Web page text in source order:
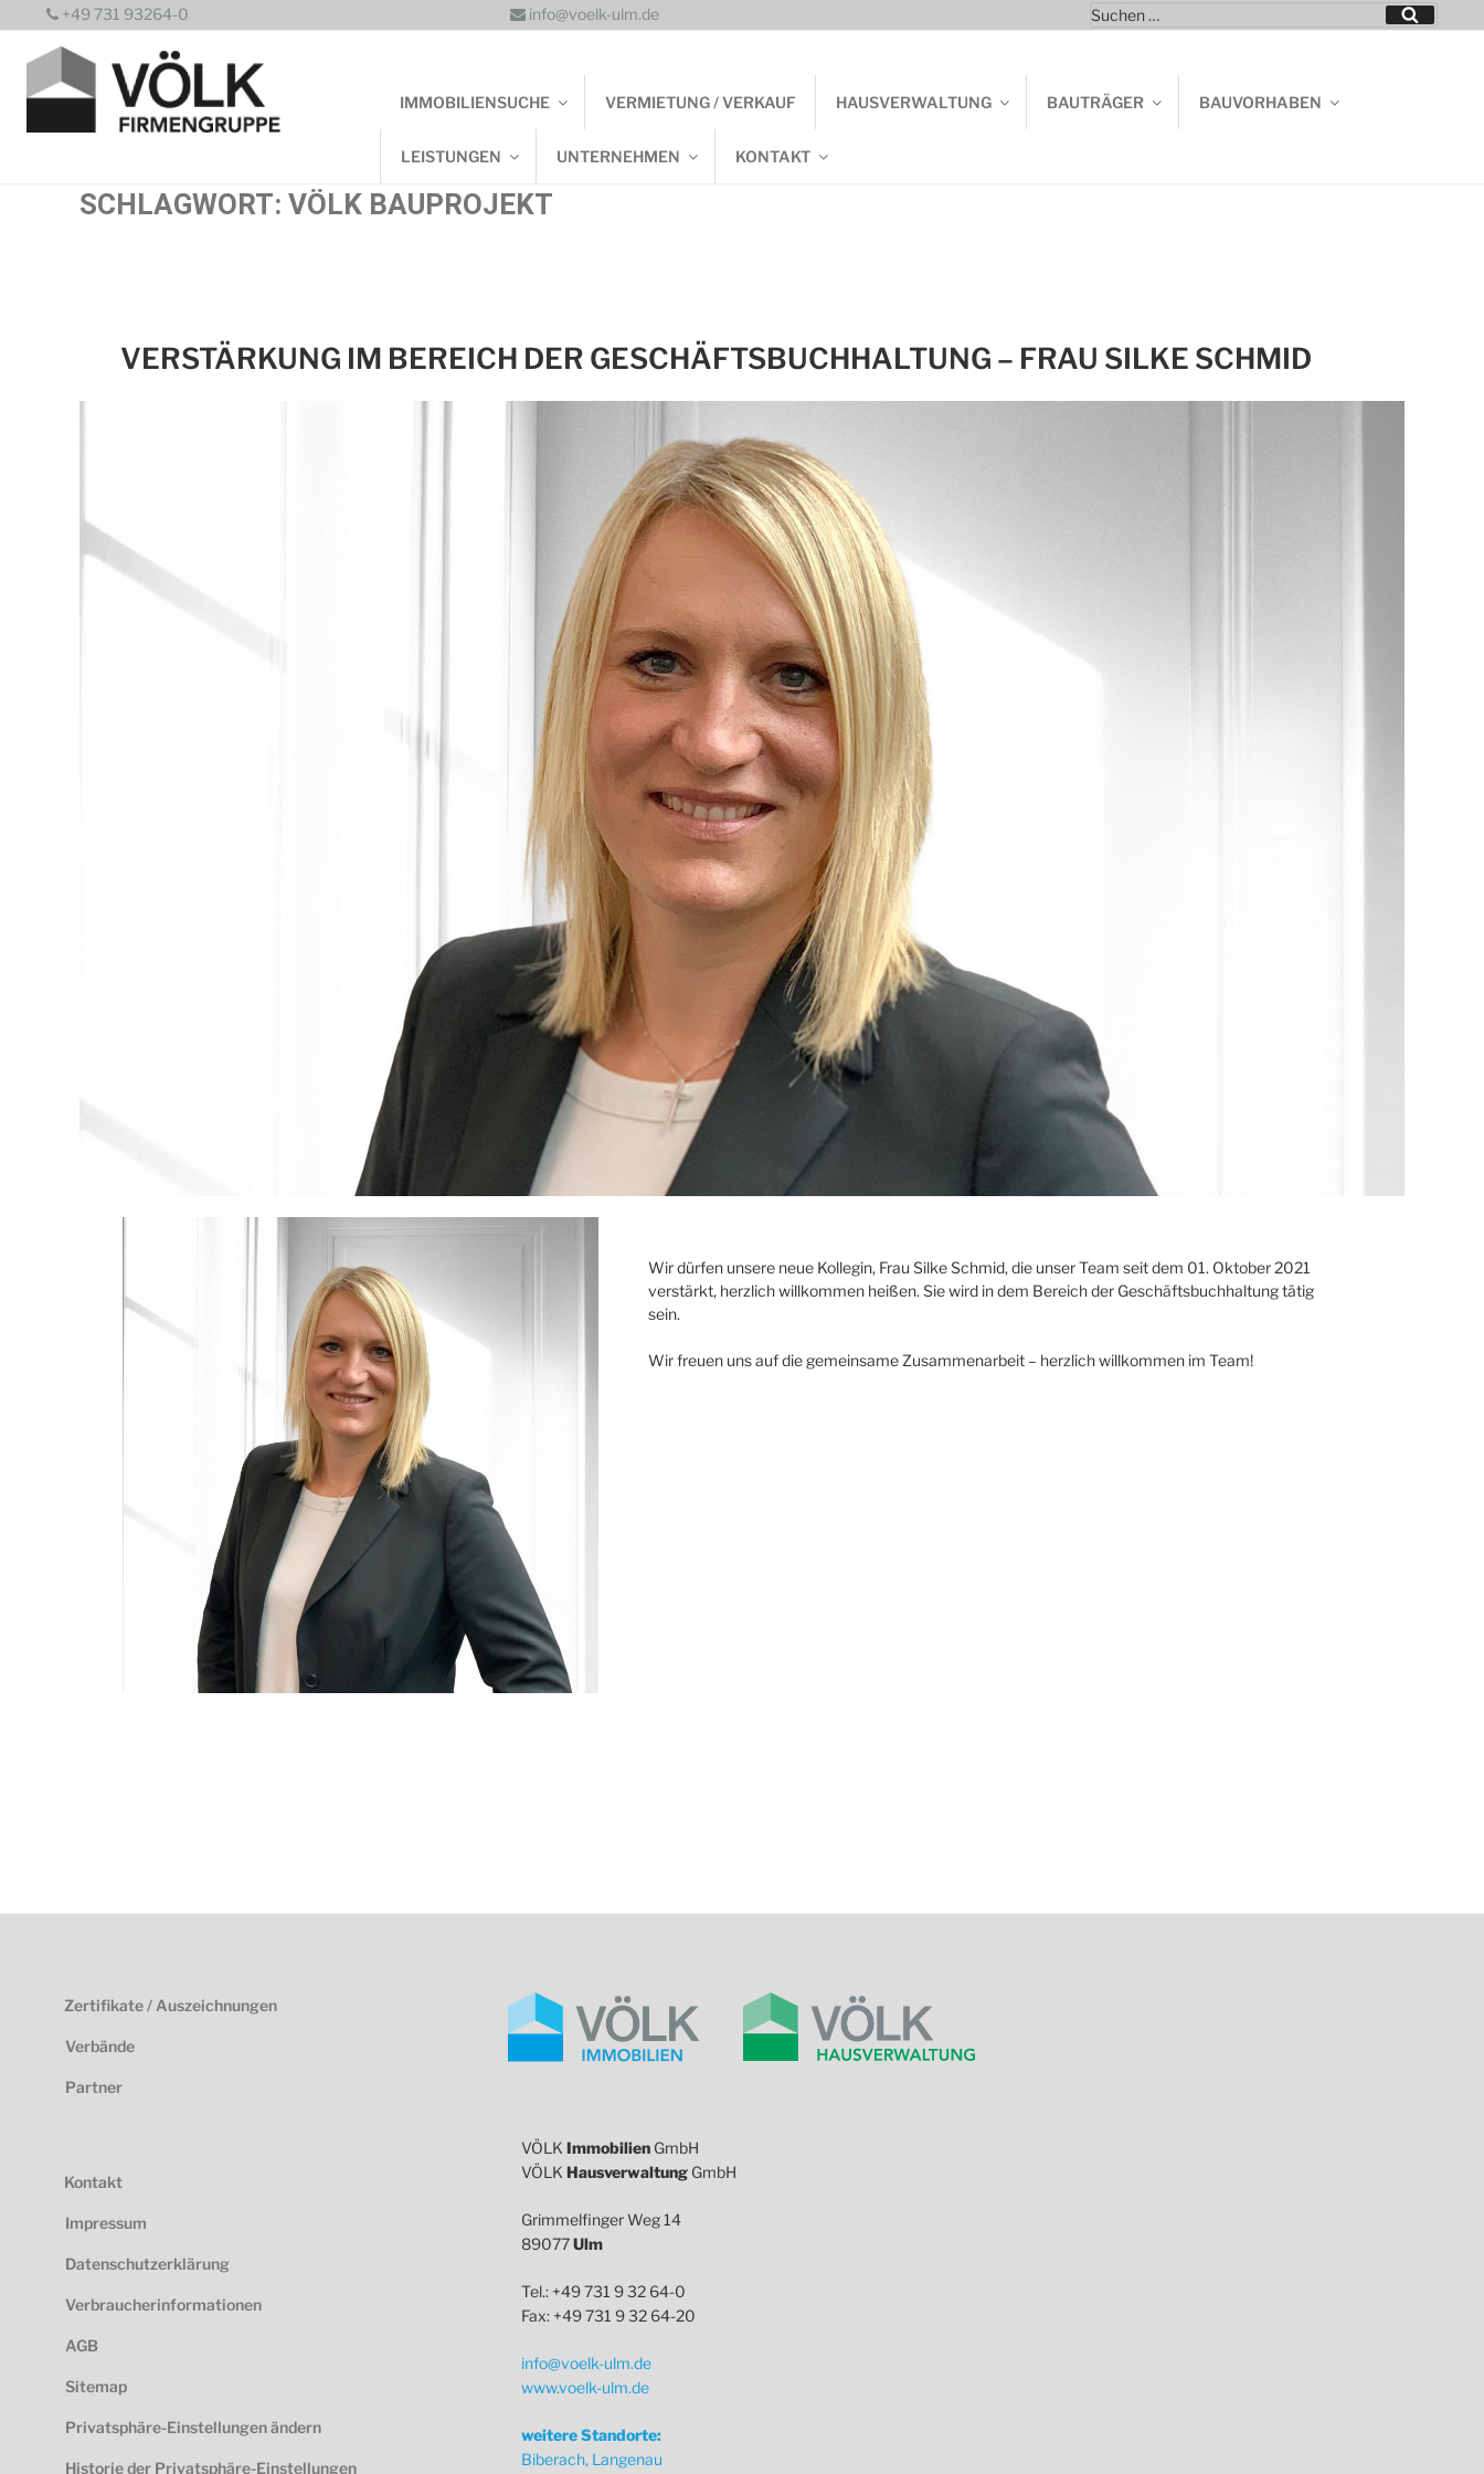
Inhalt
springen
+49 731 93264-0 info@voelk-ulm.de
Suchen
nach:
Suchen
IMMOBILIENSUCHE VERMIETUNG / VERKAUF HAUSVERWALTUNG BAUTRÄGER BAUVORHABEN
LEISTUNGEN UNTERNEHMEN KONTAKT
SCHLAGWORT: VÖLK BAUPROJEKT
VERSTÄRKUNG IM BEREICH DER GESCHÄFTSBUCHHALTUNG – FRAU SILKE SCHMID
Wir dürfen unsere neue Kollegin, Frau Silke Schmid, die unser Team seit dem 01. Oktober 2021
verstärkt, herzlich willkommen heißen. Sie wird in dem Bereich der Geschäftsbuchhaltung tätig
sein.
Wir freuen uns auf die gemeinsame Zusammenarbeit – herzlich willkommen im Team!
Zertifikate / Auszeichnungen
Verbände
Partner
Kontakt
Impressum
Datenschutzerklärung
Verbraucherinformationen
AGB
Sitemap
Privatsphäre-Einstellungen ändern
Historie der Privatsphäre-Einstellungen
VÖLK Immobilien GmbH
VÖLK Hausverwaltung GmbH
Grimmelfinger Weg 14
89077Ulm
Tel.: +49 731 9 32 64-0
Fax: +49 731 9 32 64-20
info@voelk-ulm.de
www.voelk-ulm.de
weitere Standorte:
Biberach, Langenau